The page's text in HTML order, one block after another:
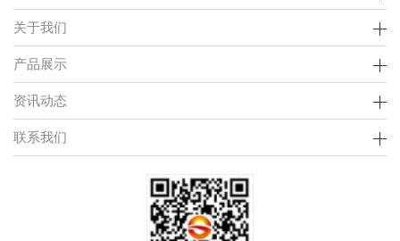
关于我们
产品展示
资讯动态
联系我们